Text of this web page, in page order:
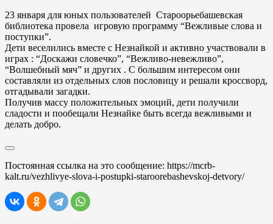
23 января для юных пользователей Староорьебашевская
библиотека провела игровую программу “Вежливые слова и
поступки”.
Дети веселились вместе с Незнайкой и активно участвовали в
играх : “Доскажи словечко”, “Вежливо-невежливо”,
“Волшебный мяч” и других . С большим интересом они
составляли из отдельных слов пословицу и решали кроссворд,
отгадывали загадки.
Получив массу положительных эмоций, дети получили
сладости и пообещали Незнайке быть всегда вежливыми и
делать добро.
Постоянная ссылка на это сообщение: https://mcrb-
kalt.ru/vezhlivye-slova-i-postupki-staroorebashevskoj-detvory/